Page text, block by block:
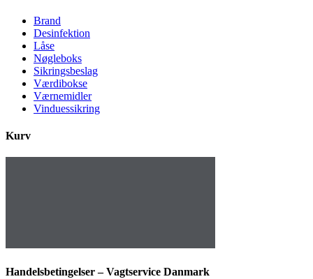
Brand
Desinfektion
Låse
Nøgleboks
Sikringsbeslag
Værdibokse
Værnemidler
Vinduessikring
Kurv
Handelsbetingelser – Vagtservice Danmark